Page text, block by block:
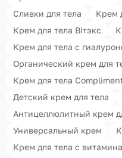
Сливки для тела
Крем
Крем для тела Вiтэкс
Крем для тела с
Органический крем для
Крем для тела
Детский крем для тела
Антицеллюлитный крем
Универсальный крем
Крем для тела с